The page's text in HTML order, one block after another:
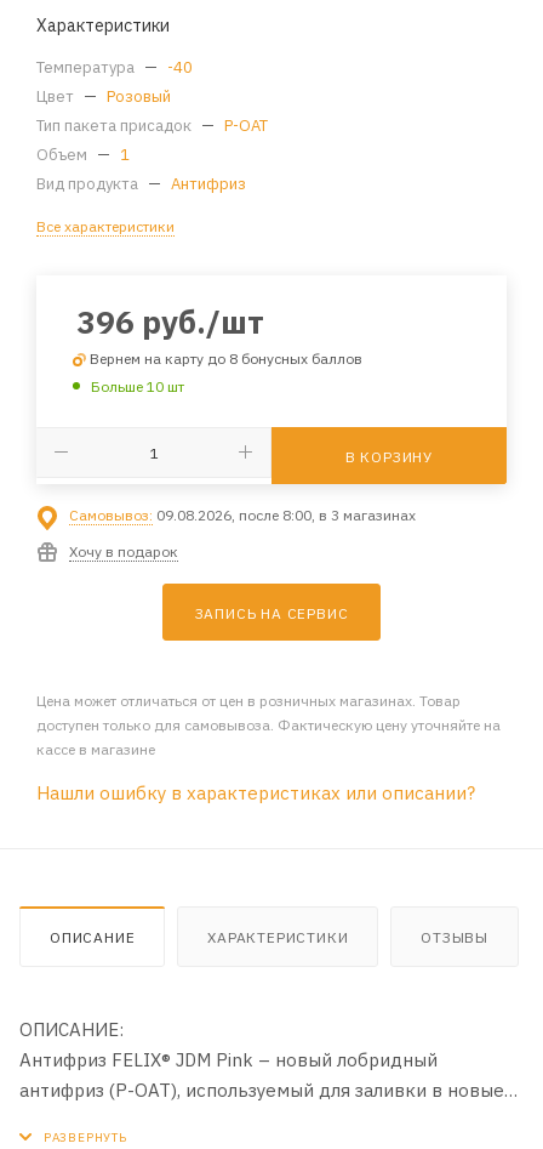
Характеристики
Температура — -40
Цвет — Розовый
Тип пакета присадок — P-OAT
Объем — 1
Вид продукта — Антифриз
Все характеристики
396 руб./шт
Вернем на карту до 8 бонусных баллов
Больше 10 шт
В КОРЗИНУ
Самовывоз: 09.08.2026, после 8:00, в 3 магазинах
Хочу в подарок
ЗАПИСЬ НА СЕРВИС
Цена может отличаться от цен в розничных магазинах. Товар
доступен только для самовывоза. Фактическую цену уточняйте на
кассе в магазине
Нашли ошибку в характеристиках или описании?
ОПИСАНИЕ ХАРАКТЕРИСТИКИ ОТЗЫВЫ
ОПИСАНИЕ:
Антифриз FELIX® JDM Pink – новый лобридный
антифриз (P-OAT), используемый для заливки в новые